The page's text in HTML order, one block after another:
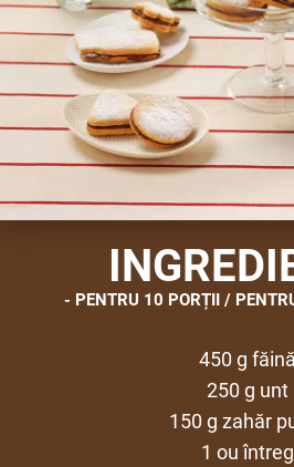
PENTRU 10 PORȚII /
450 g făină
250 g unt
150 g zahăr
1 ou întreg